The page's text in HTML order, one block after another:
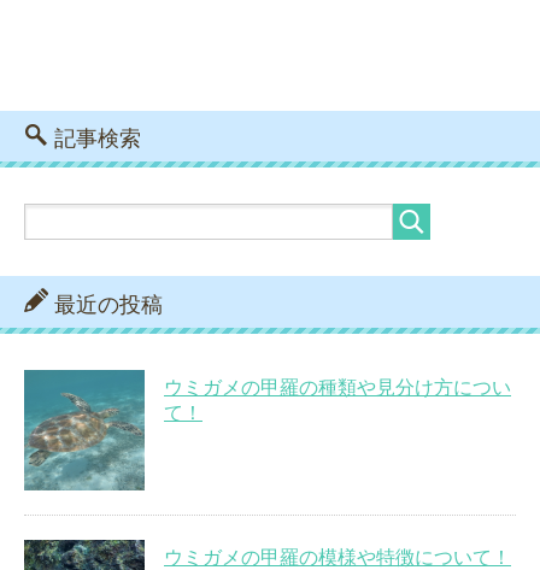
記事検索
最近の投稿
ウミガメの甲羅の種類や見分け方につい
て！
ウミガメの甲羅の模様や特徴について！